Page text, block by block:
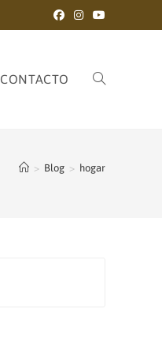
CONTACTO ALTERNAR
BÚSQUEDA
> Blog > hogar